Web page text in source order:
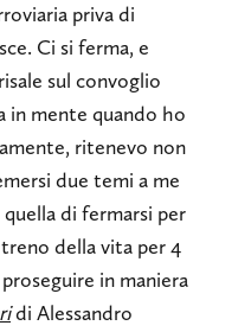
priva di
Ci si ferma, e
sul convoglio
in mente quando ho
ritenevo non
due temi a me
quella di fermarsi per
della vita per 4
in maniera
di Alessandro